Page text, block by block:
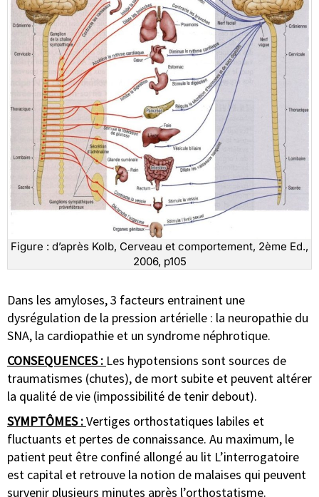
Figure : d’après Kolb, Cerveau et comportement, 2ème Ed.,
2006, p105
Dans les amyloses, 3 facteurs entrainent une
dysrégulation de la pression artérielle : la neuropathie du
SNA, la cardiopathie et un syndrome néphrotique.
CONSEQUENCES : Les hypotensions sont sources de
traumatismes (chutes), de mort subite et peuvent altérer
la qualité de vie (impossibilité de tenir debout).
SYMPTÔMES :Vertiges orthostatiques labiles et
fluctuants et pertes de connaissance. Au maximum, le
patient peut être confiné allongé au lit L’interrogatoire
est capital et retrouve la notion de malaises qui peuvent
survenir plusieurs minutes après l’orthostatisme.